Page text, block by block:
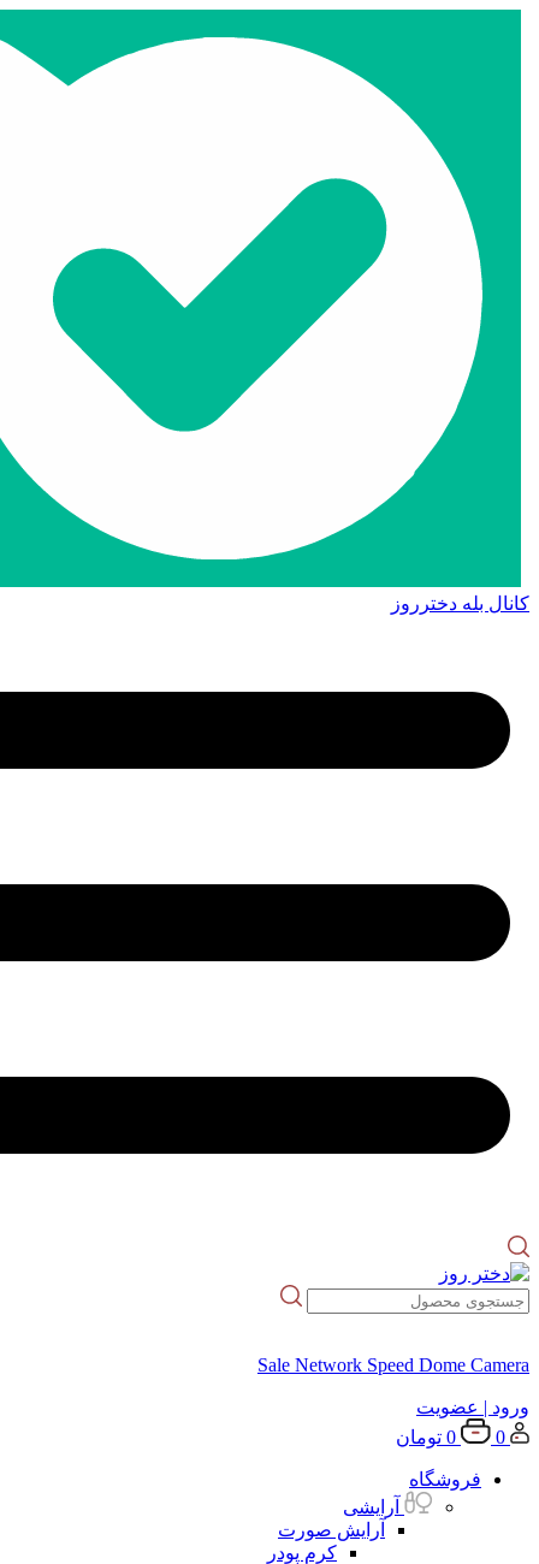
کانال بله دخترروز
Sale Network Speed Dome Camera
ورود | عضویت
0
0 تومان
فروشگاه
آرایشی
آرایش صورت
کرم پودر